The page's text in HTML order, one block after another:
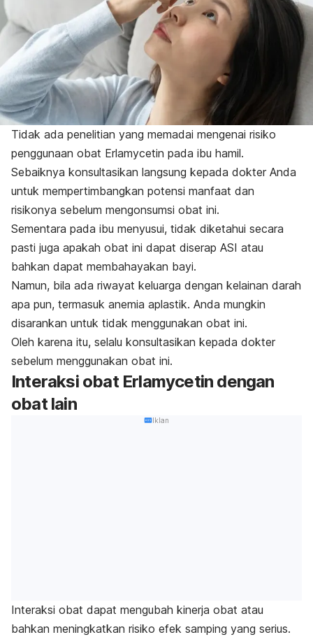
Tidak ada penelitian yang memadai mengenai risiko
penggunaan obat Erlamycetin pada ibu hamil.
Sebaiknya konsultasikan langsung kepada dokter Anda
untuk mempertimbangkan potensi manfaat dan
risikonya sebelum mengonsumsi obat ini.
Sementara pada ibu menyusui, tidak diketahui secara
pasti juga apakah obat ini dapat diserap ASI atau
bahkan dapat membahayakan bayi.
Namun, bila ada riwayat keluarga dengan kelainan darah
apa pun, termasuk anemia aplastik. Anda mungkin
disarankan untuk tidak menggunakan obat ini.
Oleh karena itu, selalu konsultasikan kepada dokter
sebelum menggunakan obat ini.
Interaksi obat Erlamycetin dengan
obat lain
Iklan
Interaksi obat dapat mengubah kinerja obat atau
bahkan meningkatkan risiko efek samping yang serius.